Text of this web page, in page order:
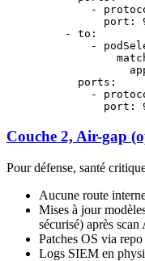
        -
          port
:
    -
to :
        -
      ports
:
        -
          port
:
Couche 2, Air-gap
Pour défense, santé
Aucune route
Mises à jour
sécurisé) après
Patches OS via
Logs SIEM en